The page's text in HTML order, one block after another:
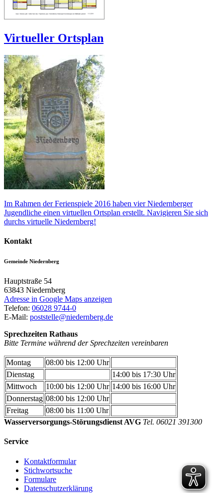
Virtueller Ortsplan
Im Rahmen der Ferienspiele 2016 haben vier Niedernberger
Jugendliche einen virtuellen Ortsplan erstellt. Navigieren Sie sich
durchs virtuelle Niedernberg!
Kontakt
Gemeinde Niedernberg
Hauptstraße 54
63843 Niedernberg
Adresse in Google Maps anzeigen
Telefon: 06028 9744-0
E-Mail: poststelle@niedernberg.de
Sprechzeiten Rathaus
Bitte Termine während der Sprechzeiten vereinbaren
Montag
08:00 bis 12:00 Uhr
Dienstag
14:00 bis 17:30 Uhr
Mittwoch
10:00 bis 12:00 Uhr 14:00 bis 16:00 Uhr
Donnerstag 08:00 bis 12:00 Uhr
Freitag
08:00 bis 11:00 Uhr
Wasserversorgungs-Störungsdienst AVG Tel. 06021 391300
Service
Kontaktformular
Stichwortsuche
Formulare
Datenschutzerklärung